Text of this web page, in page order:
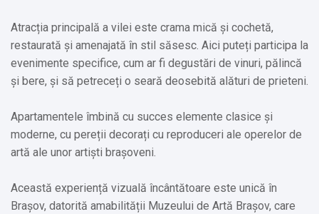
Atracția principală a vilei este crama mică și cochetă,
restaurată și amenajată în stil săsesc. Aici puteți participa la
evenimente specifice, cum ar fi degustări de vinuri, pălincă
și bere, și să petreceți o seară deosebită alături de prieteni.
Apartamentele îmbină cu succes elemente clasice și
moderne, cu pereții decorați cu reproduceri ale operelor de
artă ale unor artiști brașoveni.
Această experiență vizuală încântătoare este unică în
Brașov, datorită amabilității Muzeului de Artă Brașov, care